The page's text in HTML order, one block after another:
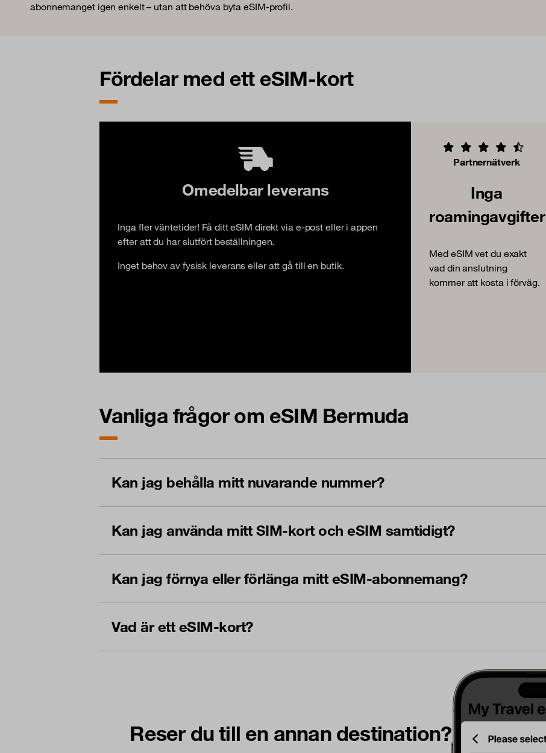
abonnemanget igen enkelt – utan att behöva byta eSIM-profil.
Fördelar med ett eSIM-kort
Omedelbar leverans
Inga fler väntetider! Få ditt eSIM direkt via e-post eller i appen
efter att du har slutfört beställningen.
Inget behov av fysisk leverans eller att gå till en butik.
Partnernätverk
Inga
roamingavgifter
Med eSIM vet du exakt
vad din anslutning
kommer att kosta i förväg.
Vanliga frågor om eSIM Bermuda
Kan jag behålla mitt nuvarande nummer?
Kan jag använda mitt SIM-kort och eSIM samtidigt?
Kan jag förnya eller förlänga mitt eSIM-abonnemang?
Vad är ett eSIM-kort?
Reser du till en annan destination?